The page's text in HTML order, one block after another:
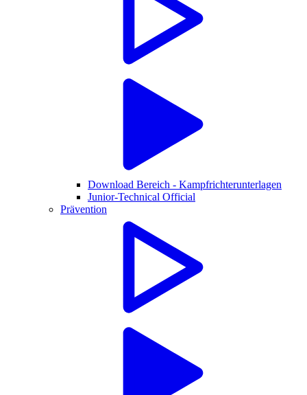
Download Bereich - Kampfrichterunterlagen
Junior-Technical Official
Prävention